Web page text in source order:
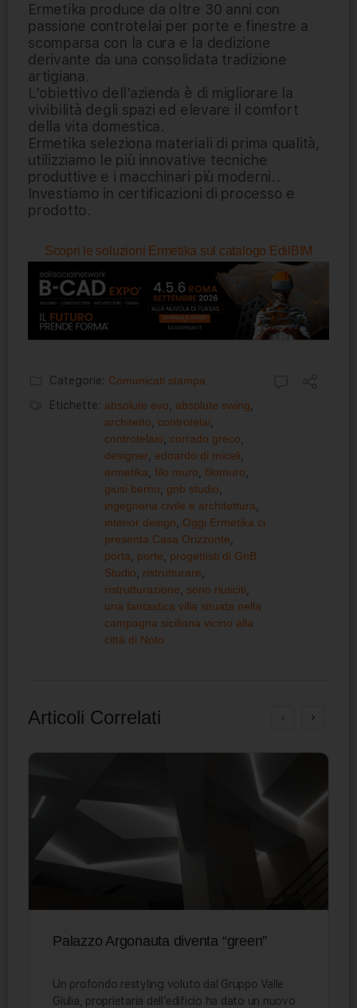
Ermetika produce da oltre 30 anni con
passione controtelai per porte e finestre a
scomparsa con la cura e la dedizione
derivante da una consolidata tradizione
artigiana.
L’obiettivo dell’azienda è di migliorare la
vivibilità degli spazi ed elevare il comfort
della vita domestica.
Ermetika seleziona materiali di prima qualità,
utilizziamo le più innovative tecniche
produttive e i macchinari più moderni..
Investiamo in certificazioni di processo e
prodotto.
Scopri le soluzioni Ermetika sul catalogo EdilBIM
Categorie: Comunicati stampa
Etichette: absolute evo absolute swing
architetto
controtelai
controtelaio
corrado greco
designer
edoardo di miceli
ermetika filo muro filomuro
giusi berno
gnb studio
ingegneria civile e architettura
interior design
Oggi Ermetika ci
presenta Casa Orizzonte
porta
porte
progettisti di GnB
Studio
ristrutturare
ristrutturazione
sono riusciti
una fantastica villa situata nella
campagna siciliana vicino alla
città di Noto
Articoli Correlati
Palazzo Argonauta diventa “green”
Un profondo restyling voluto dal Gruppo Valle
Giulia, proprietaria dell’edificio ha dato un nuovo